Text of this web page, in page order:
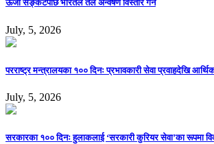
ऊर्जा सङ्कटपछि भारतले तेल अन्वेषण विस्तार गर्ने
July, 5, 2026
परराष्ट्र मन्त्रालयका १०० दिनः प्रभावकारी सेवा प्रवाहदेखि
July, 5, 2026
सरकारका १०० दिनः हुलाकलाई ‘सरकारी कुरियर सेवा’का रूपमा